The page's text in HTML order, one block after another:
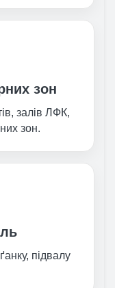
зон
залів ЛФК,
зон.
підвалу